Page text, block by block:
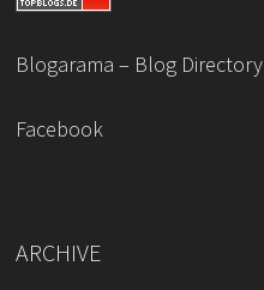
Blogarama – Blog Directory
Facebook
ARCHIVE